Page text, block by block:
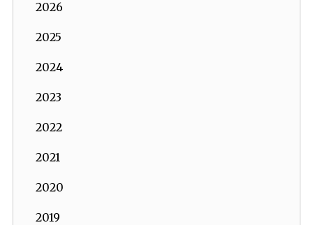
2026
2025
2024
2023
2022
2021
2020
2019